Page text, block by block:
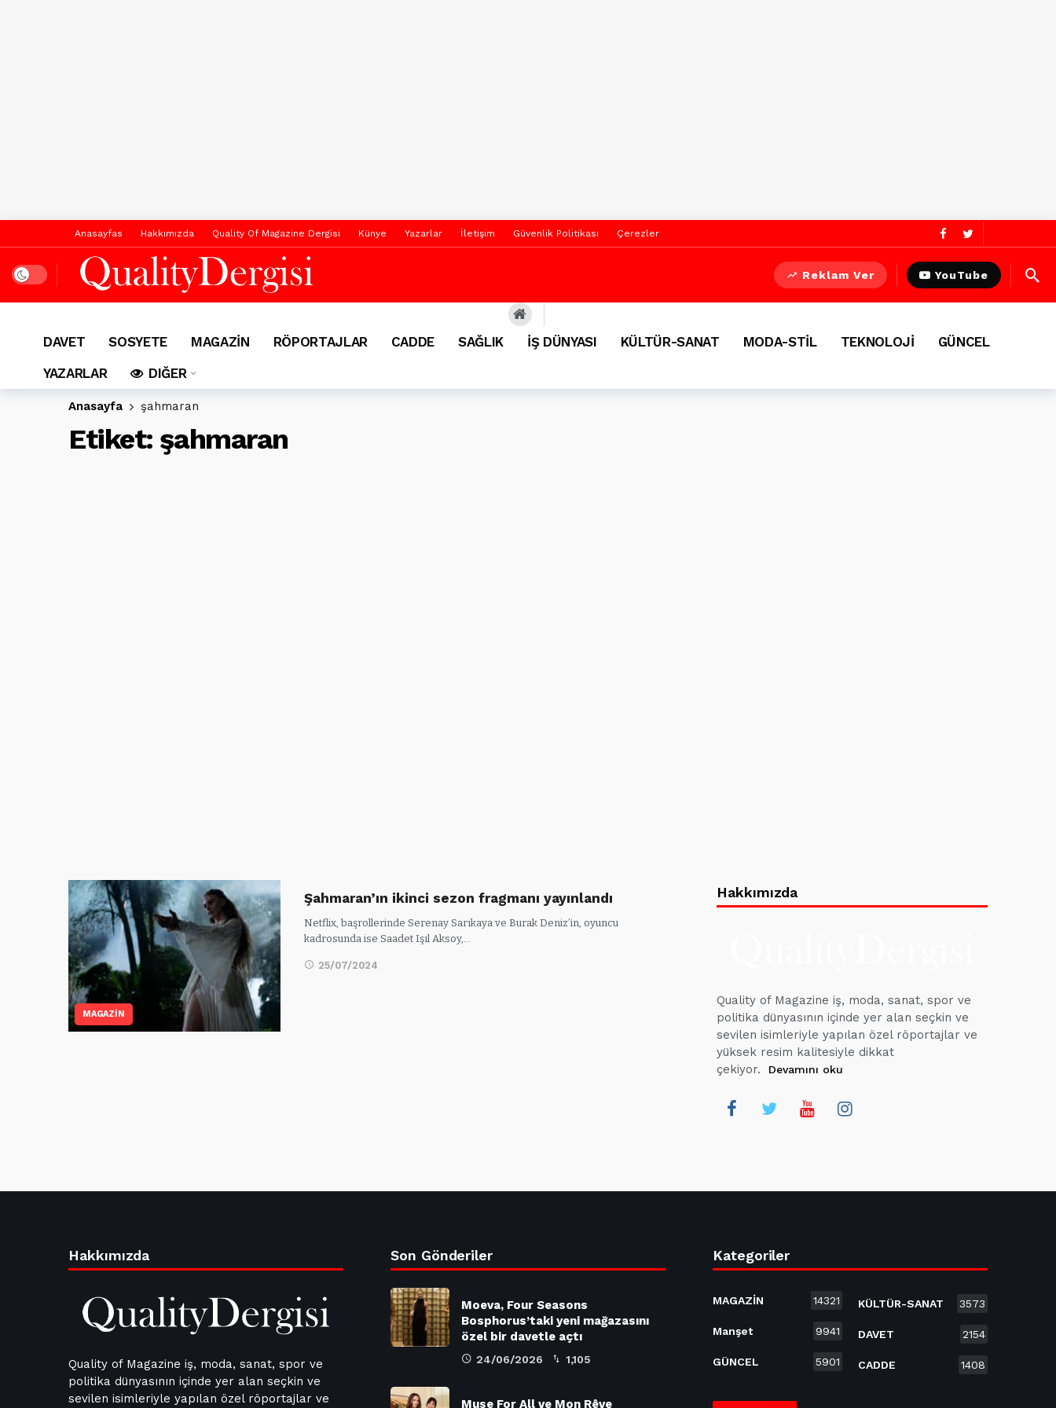
Anasayfas Hakkımızda Quality Of Magazine Dergisi Künye Yazarlar İletişim Güvenlik Politikası Çerezler
Dark mode Reklam Ver YouTube
DAVET SOSYETE MAGAZİN RÖPORTAJLAR CADDE SAĞLIK İŞ DÜNYASI KÜLTÜR-SANAT MODA-STİL TEKNOLOJİ
GÜNCEL
YAZARLAR
DIĞER
Anasayfa şahmaran
Etiket: şahmaran
MAGAZİN
Şahmaran’ın ikinci sezon fragmanı yayınlandı
Netflix, başrollerinde Serenay Sarıkaya ve Burak Deniz’in, oyuncu
kadrosunda ise Saadet Işıl Aksoy,…
25/07/2024
Hakkımızda
Quality of Magazine iş, moda, sanat, spor ve
politika dünyasının içinde yer alan seçkin ve
sevilen isimleriyle yapılan özel röportajlar ve
yüksek resim kalitesiyle dikkat
çekiyor.
Devamını oku
Hakkımızda
Quality of Magazine iş, moda, sanat, spor ve
politika dünyasının içinde yer alan seçkin ve
sevilen isimleriyle yapılan özel röportajlar ve
Son Gönderiler
Moeva, Four Seasons
Bosphorus’taki yeni mağazasını
özel bir davetle açtı
24/06/2026 1,105
Muse For All ve Mon Rêve
Kategoriler
MAGAZİN 14321
Manşet 9941
GÜNCEL 5901
KÜLTÜR-SANAT 3573
DAVET 2154
CADDE 1408